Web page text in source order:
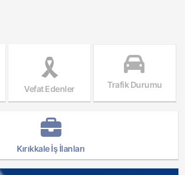
Vefat Edenler Trafik Durumu
Kırıkkale İş İlanları